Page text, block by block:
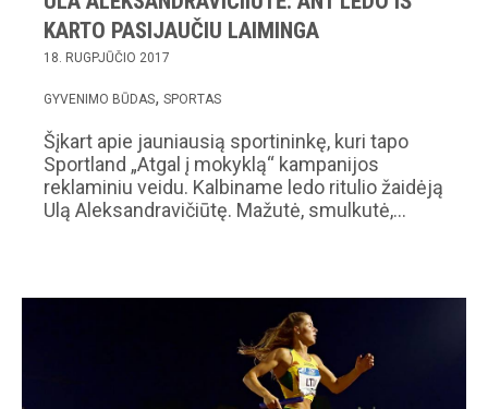
KARTO PASIJAUČIU LAIMINGA
18. RUGPJŪČIO 2017
GYVENIMO BŪDAS SPORTAS
Šįkart apie jauniausią sportininkę, kuri tapo
Sportland „Atgal į mokyklą“ kampanijos
reklaminiu veidu. Kalbiname ledo ritulio žaidėją
Ulą Aleksandravičiūtę. Mažutė, smulkutė,…